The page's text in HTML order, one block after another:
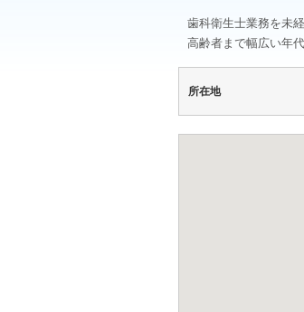
歯科衛生士業務を未
高齢者まで幅広い年
所在地